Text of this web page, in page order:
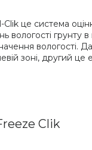
Clik це система
вологості грунту
вологості.
зоні, другий
Clik